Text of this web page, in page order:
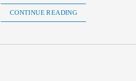
CONTINUE READING